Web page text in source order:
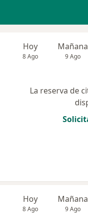
Hoy
8 Ago
Mañana
9 Ago
La reserva de
Hoy
8 Ago
Mañana
9 Ago